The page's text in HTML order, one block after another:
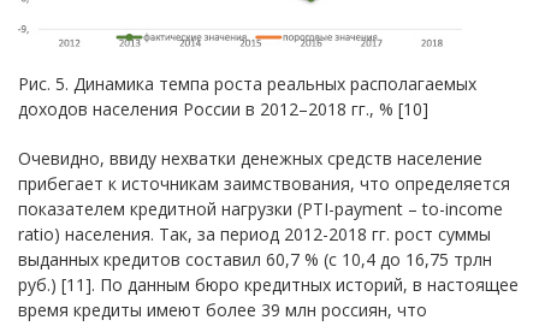
Рис. 5. Динамика темпа роста реальных располагаемых
доходов населения России в 2012–2018 гг., % [10]
Очевидно, ввиду нехватки денежных средств население
прибегает к источникам заимствования, что определяется
показателем кредитной нагрузки (PTI-payment – to-income
ratio) населения. Так, за период 2012-2018 гг. рост суммы
выданных кредитов составил 60,7 % (с 10,4 до 16,75 трлн
руб.) [11]. По данным бюро кредитных историй, в настоящее
время кредиты имеют более 39 млн россиян, что